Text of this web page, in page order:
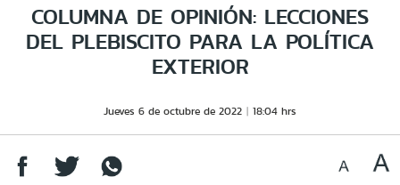
COLUMNA DE OPINIÓN: LECCIONES
DEL PLEBISCITO PARA LA POLÍTICA
EXTERIOR
Jueves 6 de octubre de 2022 18:04 hrs